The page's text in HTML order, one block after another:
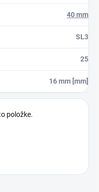
40 mm
SL3
25
16 mm [mm]
položke.